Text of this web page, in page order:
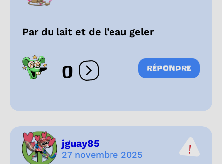
Par du lait et de l’eau geler
0 Ouvrir les réactions
RÉPONDRE
jguay85
27 novembre 2025